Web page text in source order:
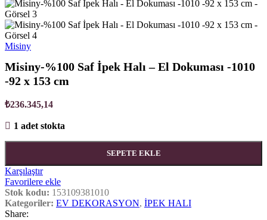
Misiny
Misiny-%100 Saf İpek Halı – El Dokuması -1010
-92 x 153 cm
₺236.345,14
1 adet stokta
SEPETE EKLE
Karşılaştır
Favorilere ekle
Stok kodu: 153109381010
Kategoriler: EV DEKORASYON, İPEK HALI
Share: